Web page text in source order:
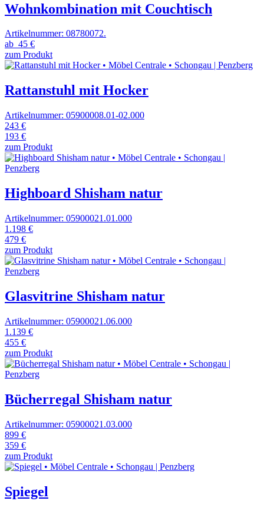
Wohnkombination mit Couchtisch
Artikelnummer: 08780072.
ab 45 €
zum Produkt
Rattanstuhl mit Hocker
Artikelnummer: 05900008.01-02.000
243 €
193 €
zum Produkt
Highboard Shisham natur
Artikelnummer: 05900021.01.000
1.198 €
479 €
zum Produkt
Glasvitrine Shisham natur
Artikelnummer: 05900021.06.000
1.139 €
455 €
zum Produkt
Bücherregal Shisham natur
Artikelnummer: 05900021.03.000
899 €
359 €
zum Produkt
Spiegel